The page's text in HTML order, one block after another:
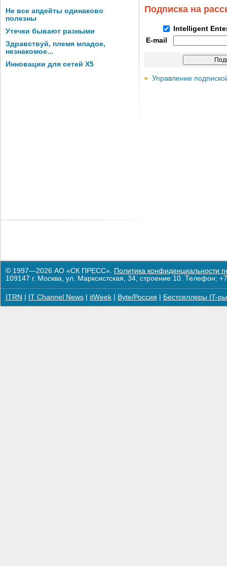
Не все апдейты одинаково
полезны
Утечки бывают разными
Здравствуй, племя младое,
незнакомое...
Инновации для сетей X5
Подписка на
Intelligent
E-mail
Управление
© 1997—2026 АО «СК ПРЕСС». Политика конфиденциальности
109147 г. Москва, ул. Марксистская, 34, строение 10. Телефон:
ITRN IT Channel News itWeek Byte/Россия Бестселлеры IT-